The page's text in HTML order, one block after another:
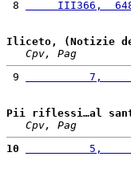
8
III366,
Iliceto, (Notizie
Cpv, Pag
9
7,
Pii riflessi…al
Cpv, Pag
10
5,